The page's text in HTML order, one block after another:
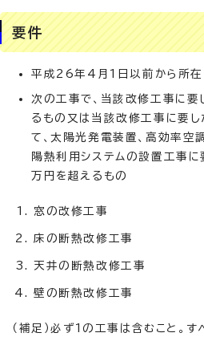
要件
平成26年4月1日以前から所在
次の工事で、当該改修工事に
るもの又は当該改修工事に要
て、太陽光発電装置、高効率空
陽熱利用システムの設置工事
万円を超えるもの
窓の改修工事
床の断熱改修工事
天井の断熱改修工事
壁の断熱改修工事
（補足）必ず1の工事は含むこと。